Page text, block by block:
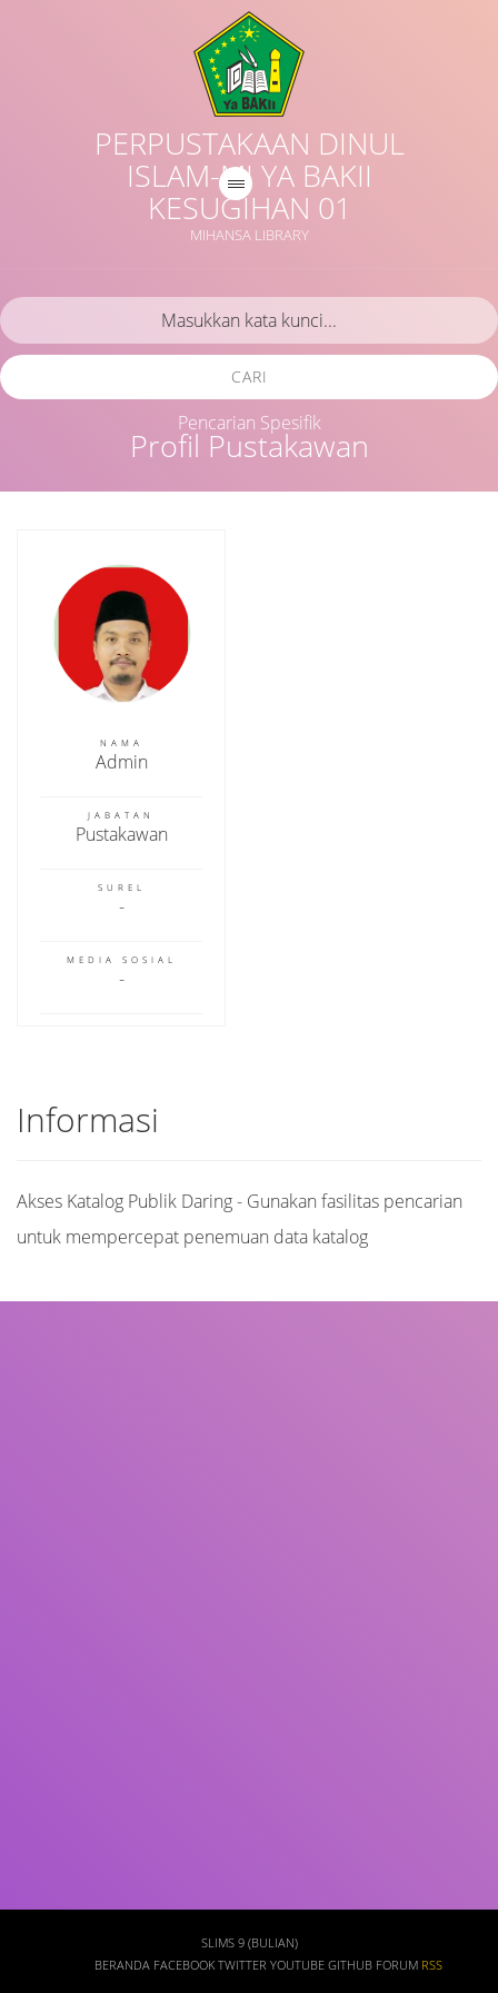
PERPUSTAKAAN DINUL
ISLAM-MI YA BAKII
KESUGIHAN 01
MIHANSA LIBRARY
Profil Pustakawan
CARI
Pencarian Spesifik
NAMA
Admin
JABATAN
Pustakawan
SUREL
MEDIA SOSIAL
Informasi
Akses Katalog Publik Daring - Gunakan fasilitas pencarian
untuk mempercepat penemuan data katalog
SLIMS 9 (BULIAN)
BERANDA FACEBOOK TWITTER YOUTUBE GITHUB FORUM RSS